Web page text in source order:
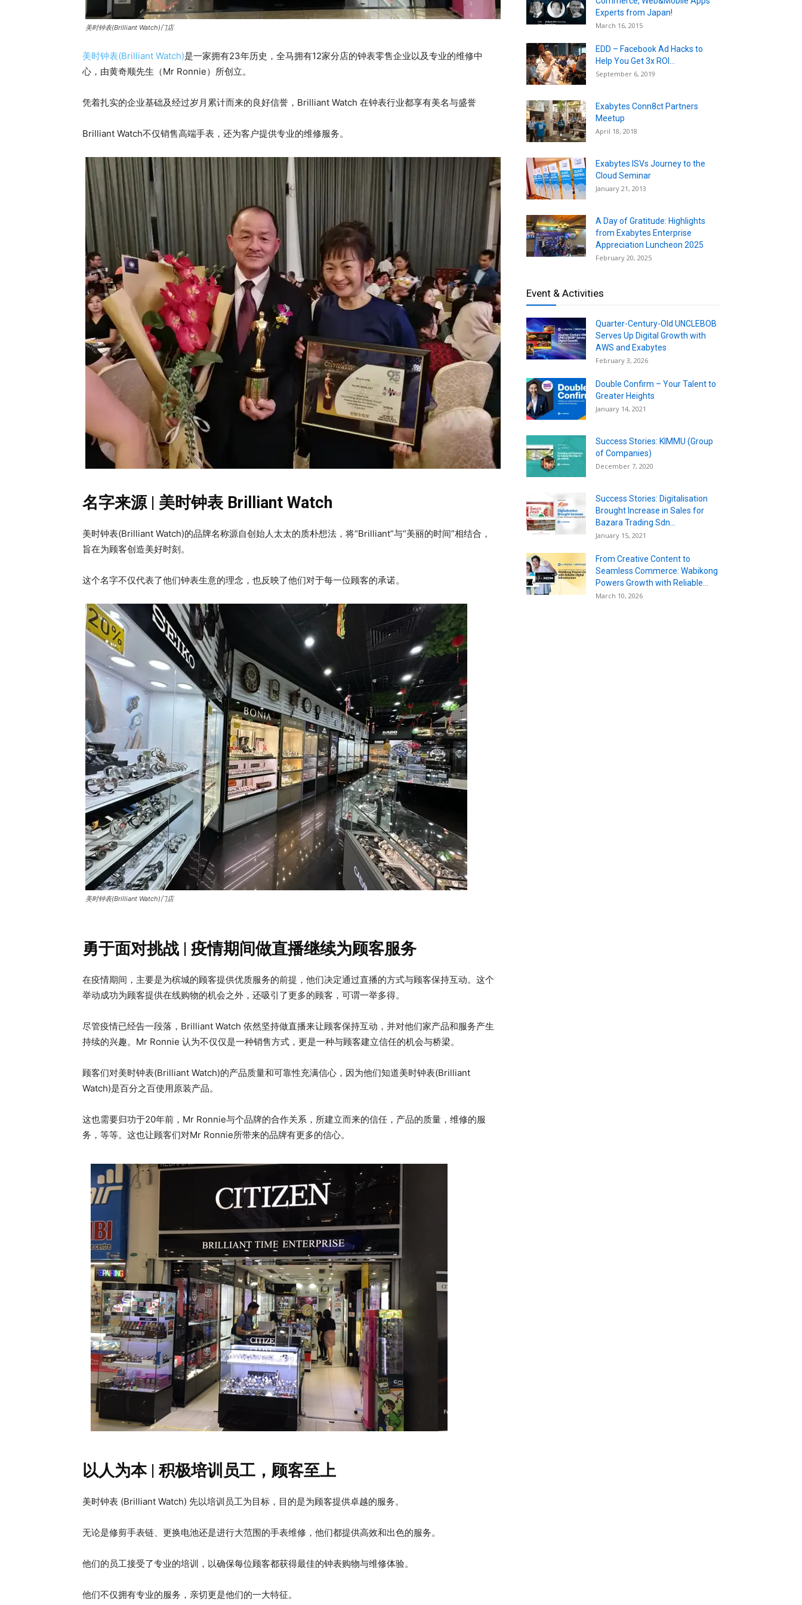
美时钟表(Brilliant Watch)门店
美时钟表(Brilliant Watch)是一家拥有23年历史，全马拥有12家分店的钟表零售企业以及专业的维修中
心，由黄奇顺先生（Mr Ronnie）所创立。
凭着扎实的企业基础及经过岁月累计而来的良好信誉，Brilliant Watch 在钟表行业都享有美名与盛誉
Brilliant Watch不仅销售高端手表，还为客户提供专业的维修服务。
名字来源 | 美时钟表 Brilliant Watch
美时钟表(Brilliant Watch)的品牌名称源自创始人太太的质朴想法，将“Brilliant”与“美丽的时间”相结合，
旨在为顾客创造美好时刻。
这个名字不仅代表了他们钟表生意的理念，也反映了他们对于每一位顾客的承诺。
美时钟表(Brilliant Watch)门店
勇于面对挑战 | 疫情期间做直播继续为顾客服务
在疫情期间，主要是为槟城的顾客提供优质服务的前提，他们决定通过直播的方式与顾客保持互动。这个
举动成功为顾客提供在线购物的机会之外，还吸引了更多的顾客，可谓一举多得。
尽管疫情已经告一段落，Brilliant Watch 依然坚持做直播来让顾客保持互动，并对他们家产品和服务产生
持续的兴趣。Mr Ronnie 认为不仅仅是一种销售方式，更是一种与顾客建立信任的机会与桥梁。
顾客们对美时钟表(Brilliant Watch)的产品质量和可靠性充满信心，因为他们知道美时钟表(Brilliant
Watch)是百分之百使用原装产品。
这也需要归功于20年前，Mr Ronnie与个品牌的合作关系，所建立而来的信任，产品的质量，维修的服
务，等等。这也让顾客们对Mr Ronnie所带来的品牌有更多的信心。
以人为本 | 积极培训员工，顾客至上
美时钟表 (Brilliant Watch) 先以培训员工为目标，目的是为顾客提供卓越的服务。
无论是修剪手表链、更换电池还是进行大范围的手表维修，他们都提供高效和出色的服务。
他们的员工接受了专业的培训，以确保每位顾客都获得最佳的钟表购物与维修体验。
他们不仅拥有专业的服务，亲切更是他们的一大特征。
Experts from Japan!
March 16, 2015
EDD – Facebook Ad Hacks to
Help You Get 3x ROI...
September 6, 2019
Exabytes Conn8ct Partners
Meetup
April 18, 2018
Exabytes ISVs Journey to the
Cloud Seminar
January 21, 2013
A Day of Gratitude: Highlights
from Exabytes Enterprise
Appreciation Luncheon 2025
February 20, 2025
Event & Activities
Quarter-Century-Old UNCLEBOB
Serves Up Digital Growth with
AWS and Exabytes
February 3, 2026
Double Confirm – Your Talent to
Greater Heights
January 14, 2021
Success Stories: KIMMU (Group
of Companies)
December 7, 2020
Success Stories: Digitalisation
Brought Increase in Sales for
Bazara Trading Sdn...
January 15, 2021
From Creative Content to
Seamless Commerce: Wabikong
Powers Growth with Reliable...
March 10, 2026